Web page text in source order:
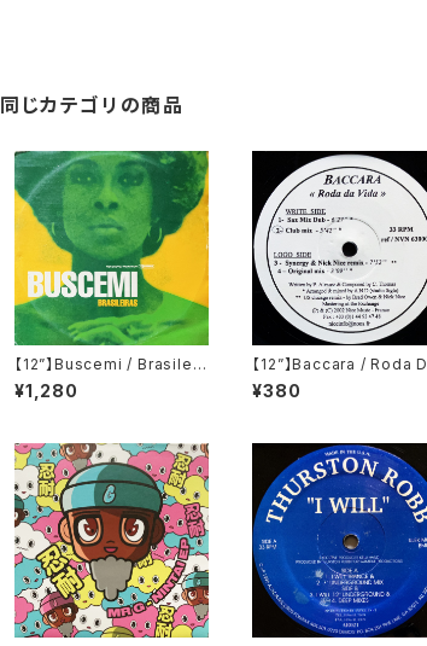
同じカテゴリの商品
【12”】Buscemi / Brasileir
as (Downsall Plastics)
(DSL 042)
¥1,280
【12”】Baccara / Roda
Vida (Nice Music)
63000)
¥380